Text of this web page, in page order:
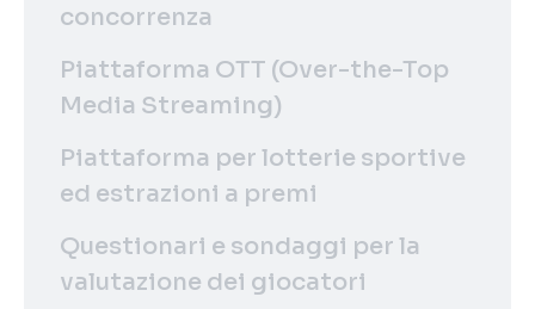
concorrenza
Piattaforma OTT (Over-the-Top
Media Streaming)
Piattaforma per lotterie sportive
ed estrazioni a premi
Questionari e sondaggi per la
valutazione dei giocatori